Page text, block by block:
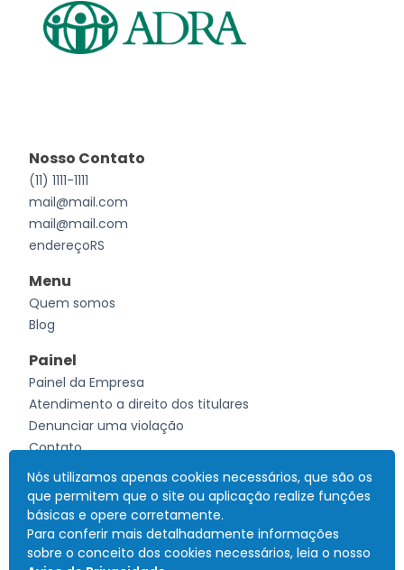
Nosso Contato
(11) 1111-1111
mail@mail.com
mail@mail.com
endereçoRS
Menu
Quem somos
Blog
Painel
Painel da Empresa
Atendimento a direito dos titulares
Denunciar uma violação
Contato
Desenvolvido porCurrículo Interativo
Todos os direitos reservadosCNPJ: 41.685.069/0001-83
Termos de uso Política de Privacidade
Nós utilizamos apenas cookies necessários, que são os
que permitem que o site ou aplicação realize funções
básicas e opere corretamente.
Para conferir mais detalhadamente informações
sobre o conceito dos cookies necessários, leia o nosso